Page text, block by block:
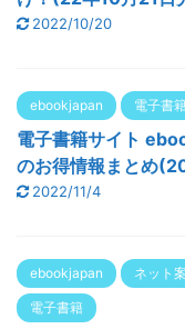
2022/10/20
ebookjapan 電子書
電子書籍サイト
のお得情報まとめ
2022/11/4
ebookjapan ネット
電子書籍